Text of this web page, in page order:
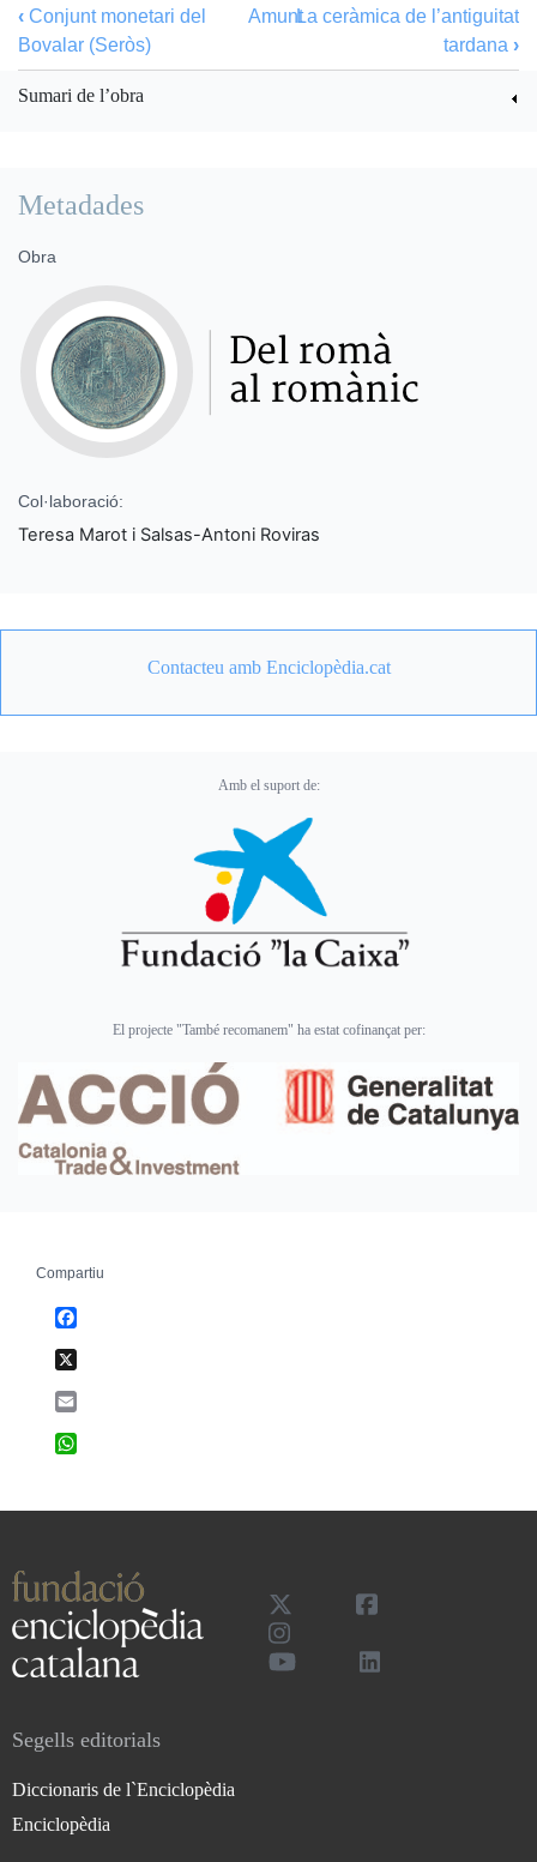
‹ Conjunt monetari del
Bovalar (Seròs)
AmuntLa ceràmica de l’antiguitat
tardana ›
Sumari de l’obra
Metadades
Obra
Col·laboració:
Teresa Marot i Salsas-Antoni Roviras
Contacteu amb Enciclopèdia.cat
Amb el suport de:
El projecte "També recomanem" ha estat cofinançat per:
Compartiu
Segells editorials
Diccionaris de l`Enciclopèdia
Enciclopèdia